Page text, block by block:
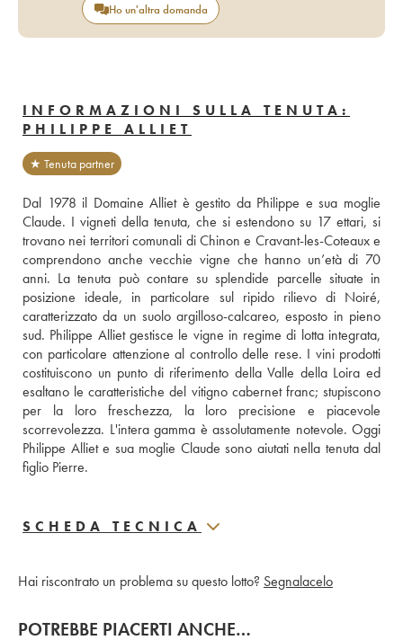
Ho un'altra domanda
INFORMAZIONI SULLA TENUTA:
PHILIPPE ALLIET
★ Tenuta partner
Dal 1978 il Domaine Alliet è gestito da Philippe e sua moglie
Claude. I vigneti della tenuta, che si estendono su 17 ettari, si
trovano nei territori comunali di Chinon e Cravant-les-Coteaux e
comprendono anche vecchie vigne che hanno un’età di 70
anni. La tenuta può contare su splendide parcelle situate in
posizione ideale, in particolare sul ripido rilievo di Noiré,
caratterizzato da un suolo argilloso-calcareo, esposto in pieno
sud. Philippe Alliet gestisce le vigne in regime di lotta integrata,
con particolare attenzione al controllo delle rese. I vini prodotti
costituiscono un punto di riferimento della Valle della Loira ed
esaltano le caratteristiche del vitigno cabernet franc; stupiscono
per la loro freschezza, la loro precisione e piacevole
scorrevolezza. L'intera gamma è assolutamente notevole. Oggi
Philippe Alliet e sua moglie Claude sono aiutati nella tenuta dal
figlio Pierre.
SCHEDA TECNICA
Hai riscontrato un problema su questo lotto? Segnalacelo
POTREBBE PIACERTI ANCHE…